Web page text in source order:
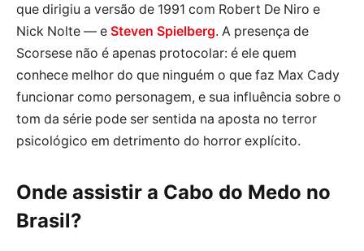
que dirigiu a versão de 1991 com Robert De Niro e
Nick Nolte — e Steven Spielberg. A presença de
Scorsese não é apenas protocolar: é ele quem
conhece melhor do que ninguém o que faz Max Cady
funcionar como personagem, e sua influência sobre o
tom da série pode ser sentida na aposta no terror
psicológico em detrimento do horror explícito.
Onde assistir a Cabo do Medo no
Brasil?